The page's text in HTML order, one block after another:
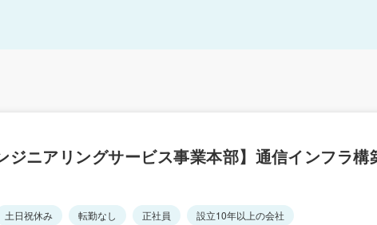
ジニアリングサービス事業本部】通信インフラ構
土日祝休み 転勤なし 正社員 設立10年以上の会社